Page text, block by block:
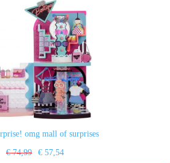
omg mall of surprises
€ 74,99 € 57,54